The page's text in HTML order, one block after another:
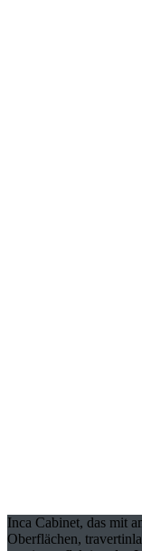
Inca Cabinet, das mit
Oberflächen,